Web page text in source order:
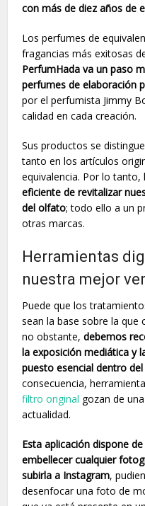
con más de diez años de
Los perfumes de
fragancias más exitosas
PerfumHada va un paso
perfumes de elaboración
por el perfumista Jimmy
calidad en cada creación.
Sus productos se
tanto en los artículos
equivalencia. Por lo tanto,
eficiente de revitalizar
del olfato; todo ello a un
otras marcas.
Herramientas
nuestra mejor
Puede que los
sean la base sobre la que
no obstante,debemos
la exposición mediática y
puesto esencial dentro
consecuencia,
filtro original gozan de
actualidad.
Esta aplicación dispone
embellecer cualquier
subirla a Instagram,
desenfocar una foto de